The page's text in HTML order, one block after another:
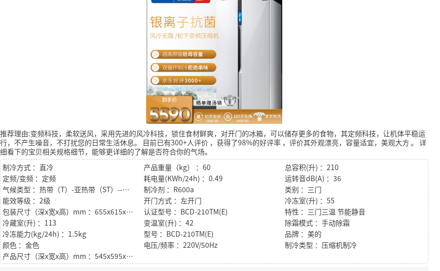
推荐理由:变频科技，柔软送风，采用先进的风冷科技，锁住食材鲜爽，对开门的冰箱，可以储存更多的食物，其定频科技，让机体平稳运
行，不产生噪音，不打扰您的日常生活休息。
目前已有300+人评价 ，获得了98%的好评率 ，评价其外观漂亮，容量适宜，美观大方 。 详
细看下的宝贝相关规格细节，能够更详细的了解是否符合你的气场。
制冷方式 ：直冷
产品重量（kg） ：60
总容积(升) ：210
定频/变频 ：定频
耗电量(KWh/24h) ：0.49
运转音dB(A) ：36
气候类型 ：热带（T）-亚热带（ST）--温带（N）－亚温带型（SN）
制冷剂 ：R600a
类别 ：三门
能效等级 ：2级
开门方式 ：左开门
冷冻室(升) ：55
包装尺寸（深x宽x高）mm ：655x615x1855
认证型号 ：BCD-210TM(E)
特性 ：三门三温 节能静音
冷藏室(升) ：113
变温室(升) ：42
除霜模式 ：手动除霜
冷冻能力(kg/24h) ：1.5kg
型号 ：BCD-210TM(E)
品牌 ：美的
颜色 ：金色
电压/频率 ：220V/50Hz
制冷类型 ：压缩机制冷
产品尺寸（深x宽x高）mm ：545x595x1759